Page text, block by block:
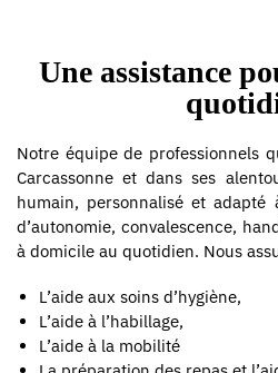
Une assistance
Notre équipe de professionnels
Carcassonne et dans ses
humain, personnalisé et
d’autonomie, convalescence,
à domicile au quotidien. Nous
L’aide aux soins d’hygiène,
L’aide à l’habillage,
L’aide à la mobilité